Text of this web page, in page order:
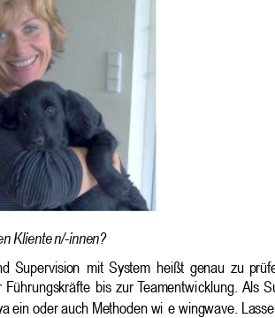
Klienten/-innen?
Supervision mit System heißt genau zu
Führungskräfte bis zur Teamentwicklung. Als
ein oder auch Methoden wi e wingwave.